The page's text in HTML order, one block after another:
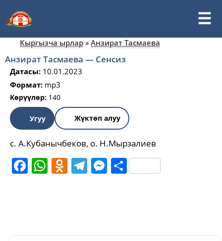
Кыргызча ырлар » Анзират Тасмаева
Анзират Тасмаева — Сенсиз
Датасы: 10.01.2023
Формат: mp3
Көрүүлөр: 140
Угуу Жүктөп алуу
с. А.Кубанычбеков, о. Н.Мырзалиев
Facebook
WhatsApp
Odnoklassniki
Telegram
Messenger
Share